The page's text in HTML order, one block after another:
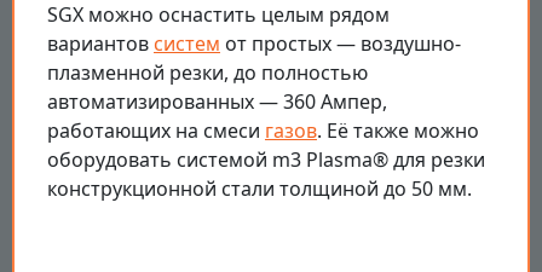
SGX можно оснастить целым рядом
вариантов систем от простых — воздушно-
плазменной резки, до полностью
автоматизированных — 360 Ампер,
работающих на смеси газов. Её также можно
оборудовать системой m3 Plasma® для резки
конструкционной стали толщиной до 50 мм.